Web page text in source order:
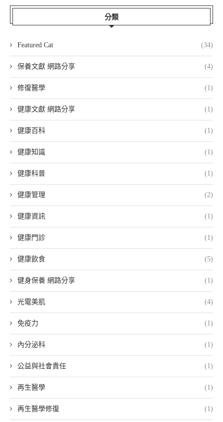
分類
Featured Cat (34)
保養文獻 網路分享 (4)
修復醫學 (1)
健康文獻 網路分享 (1)
健康百科 (1)
健康知識 (1)
健康科普 (1)
健康管理 (2)
健康資訊 (1)
健康門診 (1)
健康飲食 (5)
健身保養 網路分享 (1)
光電美肌 (4)
免疫力 (1)
內分泌科 (1)
公益與社會責任 (1)
再生醫學 (1)
再生醫學修復 (1)